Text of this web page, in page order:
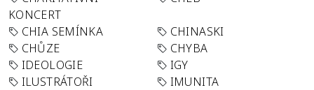
KONCERT
CHIA SEMÍNKA
CHINASKI
CHŮZE
CHYBA
IDEOLOGIE
IGY
ILUSTRÁTOŘI
IMUNITA